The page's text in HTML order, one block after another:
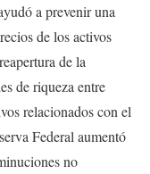
a prevenir una
de los activos
de la
de riqueza entre
relacionados con el
Federal aumentó
no